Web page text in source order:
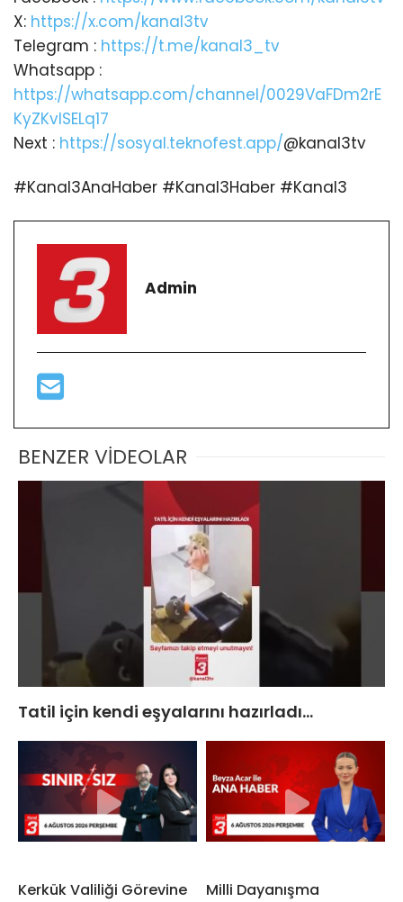
X: https://x.com/kanal3tv
Telegram : https://t.me/kanal3_tv
Whatsapp :
https://whatsapp.com/channel/0029VaFDm2rE
KyZKvlSELq17
Next : https://sosyal.teknofest.app/@kanal3tv
#Kanal3AnaHaber #Kanal3Haber #Kanal3
Admin
BENZER VİDEOLAR
Tatil için kendi eşyalarını hazırladı…
Kerkük Valiliği Görevine
Milli Dayanışma